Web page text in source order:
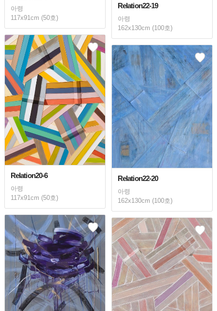
아령
117x91cm (50호)
Relation22-19
아령
162x130cm (100호)
Relation20-6
아령
117x91cm (50호)
Relation22-20
아령
162x130cm (100호)